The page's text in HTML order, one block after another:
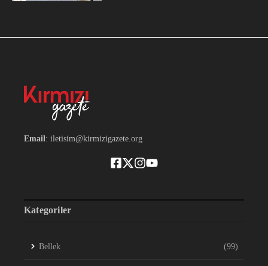
Email : iletisim@kirmizigazete.org
Kategoriler
Bellek (99)